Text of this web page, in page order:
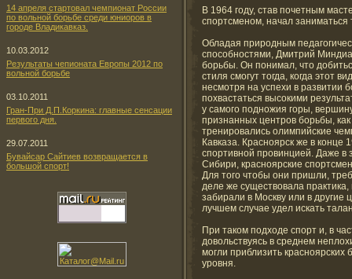
14 апреля стартовал чемпионат России
по вольной борьбе среди юниоров в
городе Владикавказ.
10.03.2012
Результаты чепионата Европы 2012 по
вольной борьбе
03.10.2011
Гран-При Д.П.Коркина: главные сенсации
первого дня.
29.07.2011
Бувайсар Сайтиев возвращается в
большой спорт!
В 1964 году, став почетным
спортсменом, начал заниматься
Обладая природным
способностями, Дмитрий
борьбы. Он понимал, что
стиля смогут тогда, когда этот
несмотря на успехи в развитии
похвастаться высокими
у самого подножия горы,
признанных центров борьбы,
тренировались олимпийские
Кавказа. Красноярск же в конце
спортивной провинцией. Даже
Сибири, красноярские
Для того чтобы они пришли,
деле же существовала
забирали в Москву или в
лучшем случае удел искать
При таком подходе спорт и, в
довольствуясь в среднем
могли приблизить
уровня.